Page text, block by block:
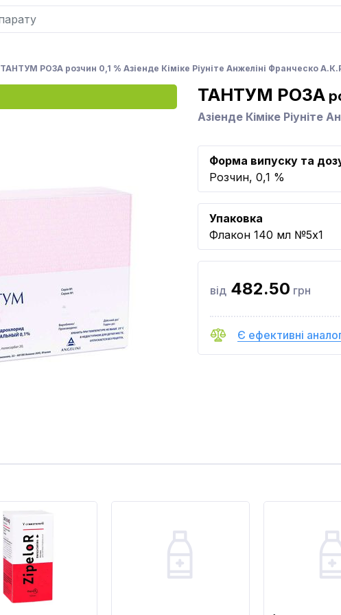
ТАНТУМ РОЗА розчин 0,1 % Азіенде Кіміке Ріуніте Анжеліні Франческо
ТАНТУМ РОЗА
Азіенде Кіміке Ріуніте
Форма випуску та
Розчин, 0,1 %
Упаковка
Флакон 140 мл №5x1
від 482.50 грн
Є ефективні